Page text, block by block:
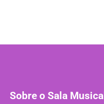
Sobre o Sala Musical